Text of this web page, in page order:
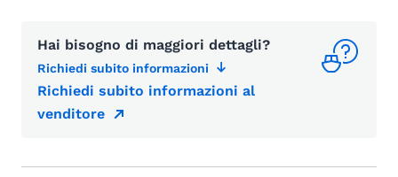
Hai bisogno di maggiori dettagli?
Richiedi subito informazioni
Richiedi subito informazioni al
venditore